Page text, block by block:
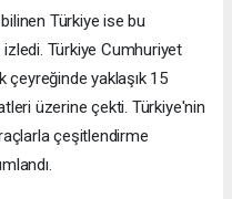
Türkiye ise bu
izledi. Türkiye Cumhuriyet
çeyreğinde yaklaşık 15
üzerine çekti. Türkiye'nin
çeşitlendirme